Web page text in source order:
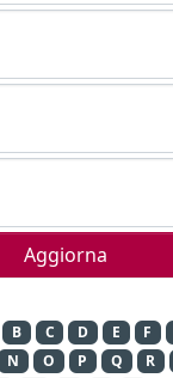
B C D E F
N O P Q R